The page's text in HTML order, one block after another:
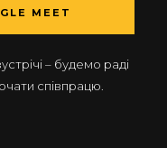
MEET
– будемо раді
співпрацю.